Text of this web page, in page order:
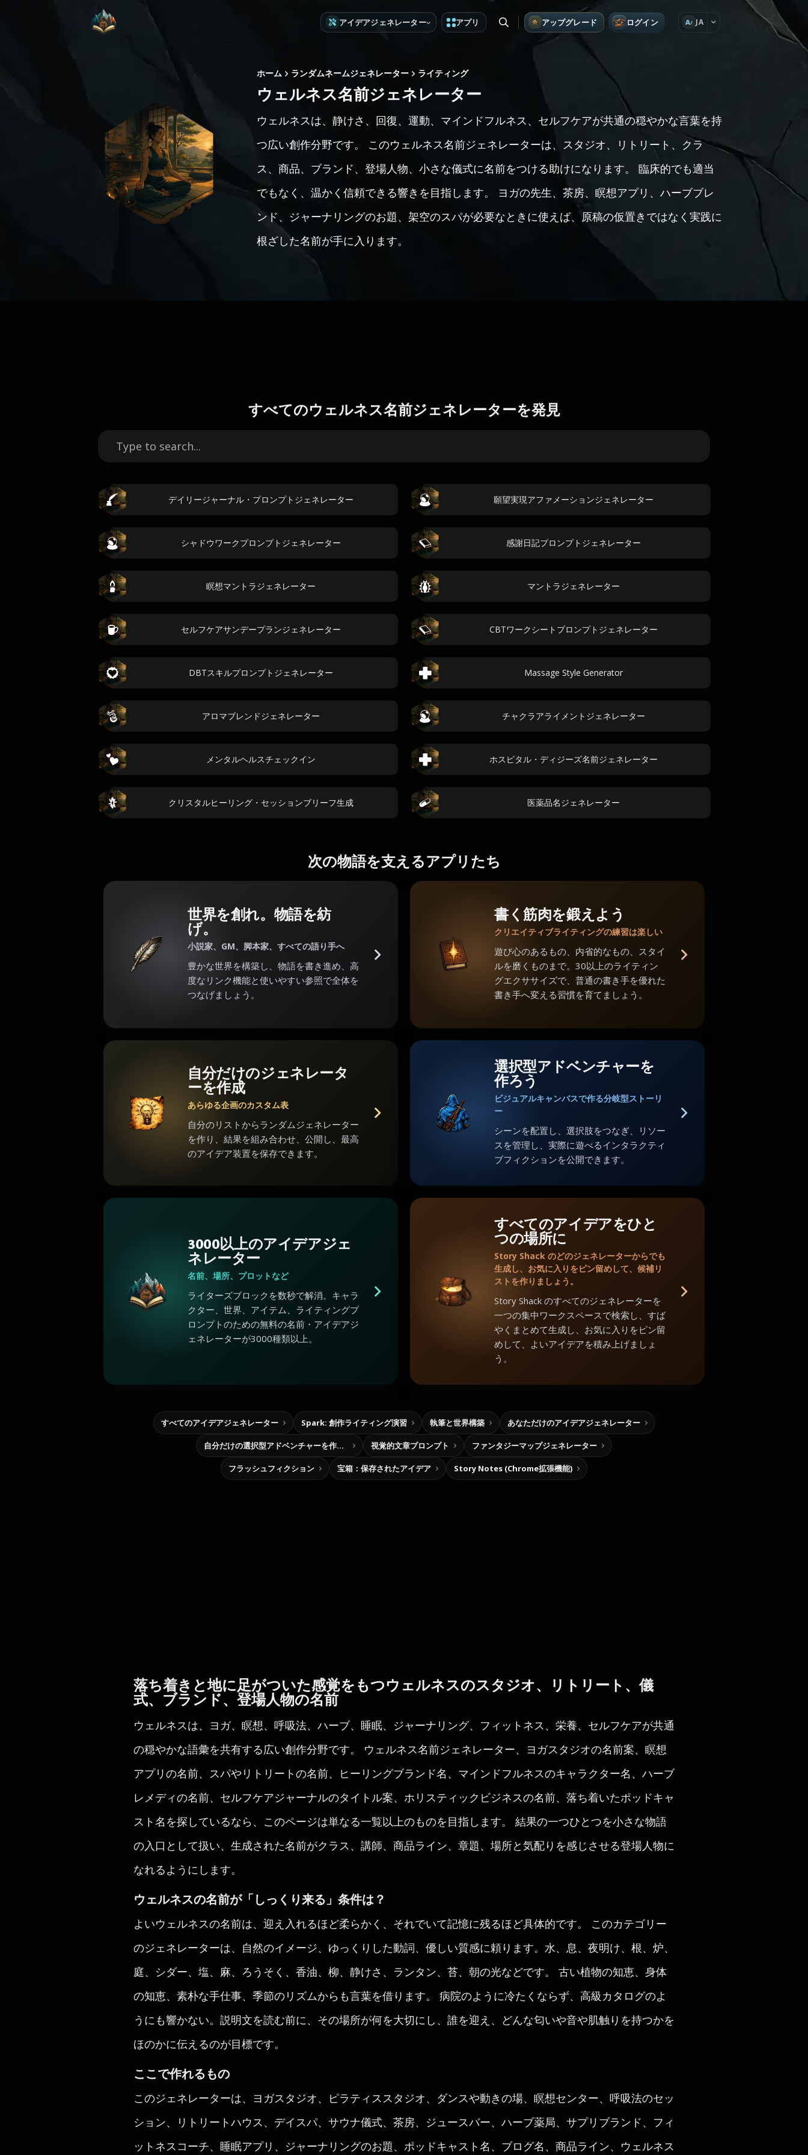
アイデアジェネレーター アプリ アップグレード ログイン A JA
ホーム ランダムネームジェネレーター ライティング
ウェルネス名前ジェネレーター
ウェルネスは、静けさ、回復、運動、マインドフルネス、セルフケアが共通の穏やかな言葉を持
つ広い創作分野です。 このウェルネス名前ジェネレーターは、スタジオ、リトリート、クラ
ス、商品、ブランド、登場人物、小さな儀式に名前をつける助けになります。 臨床的でも適当
でもなく、温かく信頼できる響きを目指します。 ヨガの先生、茶房、瞑想アプリ、ハーブブレ
ンド、ジャーナリングのお題、架空のスパが必要なときに使えば、原稿の仮置きではなく実践に
根ざした名前が手に入ります。
すべてのウェルネス名前ジェネレーターを発見
デイリージャーナル・プロンプトジェネレーター 願望実現アファメーションジェネレーター
シャドウワークプロンプトジェネレーター 感謝日記プロンプトジェネレーター
瞑想マントラジェネレーター マントラジェネレーター
セルフケアサンデープランジェネレーター CBTワークシートプロンプトジェネレーター
DBTスキルプロンプトジェネレーター Massage Style Generator
アロマブレンドジェネレーター チャクラアライメントジェネレーター
メンタルヘルスチェックイン ホスピタル・ディジーズ名前ジェネレーター
クリスタルヒーリング・セッションブリーフ生成 医薬品名ジェネレーター
次の物語を支えるアプリたち
世界を創れ。物語を紡
げ。
小説家、GM、脚本家、すべての語り手へ
豊かな世界を構築し、物語を書き進め、高
度なリンク機能と使いやすい参照で全体を
つなげましょう。
書く筋肉を鍛えよう
クリエイティブライティングの練習は楽しい
遊び心のあるもの、内省的なもの、スタイ
ルを磨くものまで。30以上のライティン
グエクササイズで、普通の書き手を優れた
書き手へ変える習慣を育てましょう。
自分だけのジェネレータ
ーを作成
あらゆる企画のカスタム表
自分のリストからランダムジェネレーター
を作り、結果を組み合わせ、公開し、最高
のアイデア装置を保存できます。
選択型アドベンチャーを
作ろう
ビジュアルキャンバスで作る分岐型ストーリ
ー
シーンを配置し、選択肢をつなぎ、リソー
スを管理し、実際に遊べるインタラクティ
ブフィクションを公開できます。
3000以上のアイデアジェ
ネレーター
名前、場所、プロットなど
ライターズブロックを数秒で解消。キャラ
クター、世界、アイテム、ライティングプ
ロンプトのための無料の名前・アイデアジ
ェネレーターが3000種類以上。
すべてのアイデアをひと
つの場所に
Story Shack のどのジェネレーターからでも
生成し、お気に入りをピン留めして、候補リ
ストを作りましょう。
Story Shack のすべてのジェネレーターを
一つの集中ワークスペースで検索し、すば
やくまとめて生成し、お気に入りをピン留
めして、よいアイデアを積み上げましょ
う。
すべてのアイデアジェネレーター Spark: 創作ライティング演習 執筆と世界構築 あなただけのアイデアジェネレーター
自分だけの選択型アドベンチャーを作ろう 視覚的文章プロンプト ファンタジーマップジェネレーター
フラッシュフィクション 宝箱：保存されたアイデア Story Notes (Chrome拡張機能)
落ち着きと地に足がついた感覚をもつウェルネスのスタジオ、リトリート、儀
式、ブランド、登場人物の名前
ウェルネスは、ヨガ、瞑想、呼吸法、ハーブ、睡眠、ジャーナリング、フィットネス、栄養、セルフケアが共通
の穏やかな語彙を共有する広い創作分野です。 ウェルネス名前ジェネレーター、ヨガスタジオの名前案、瞑想
アプリの名前、スパやリトリートの名前、ヒーリングブランド名、マインドフルネスのキャラクター名、ハーブ
レメディの名前、セルフケアジャーナルのタイトル案、ホリスティックビジネスの名前、落ち着いたポッドキャ
スト名を探しているなら、このページは単なる一覧以上のものを目指します。 結果の一つひとつを小さな物語
の入口として扱い、生成された名前がクラス、講師、商品ライン、章題、場所と気配りを感じさせる登場人物に
なれるようにします。
ウェルネスの名前が「しっくり来る」条件は？
よいウェルネスの名前は、迎え入れるほど柔らかく、それでいて記憶に残るほど具体的です。 このカテゴリー
のジェネレーターは、自然のイメージ、ゆっくりした動詞、優しい質感に頼ります。水、息、夜明け、根、炉、
庭、シダー、塩、麻、ろうそく、香油、柳、静けさ、ランタン、苔、朝の光などです。 古い植物の知恵、身体
の知恵、素朴な手仕事、季節のリズムからも言葉を借ります。 病院のように冷たくならず、高級カタログのよ
うにも響かない。説明文を読む前に、その場所が何を大切にし、誰を迎え、どんな匂いや音や肌触りを持つかを
ほのかに伝えるのが目標です。
ここで作れるもの
このジェネレーターは、ヨガスタジオ、ピラティススタジオ、ダンスや動きの場、瞑想センター、呼吸法のセッ
ション、リトリートハウス、デイスパ、サウナ儀式、茶房、ジュースバー、ハーブ薬局、サプリブランド、フィ
ットネスコーチ、睡眠アプリ、ジャーナリングのお題、ポッドキャスト名、ブログ名、商品ライン、ウェルネス